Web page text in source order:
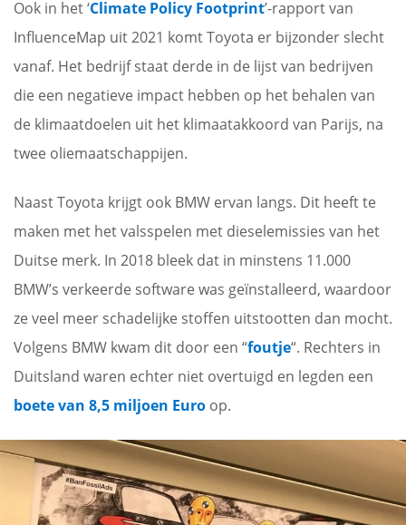
Ook in het ‘Climate Policy Footprint’-rapport van
InfluenceMap uit 2021 komt Toyota er bijzonder slecht
vanaf. Het bedrijf staat derde in de lijst van bedrijven
die een negatieve impact hebben op het behalen van
de klimaatdoelen uit het klimaatakkoord van Parijs, na
twee oliemaatschappijen.
Naast Toyota krijgt ook BMW ervan langs. Dit heeft te
maken met het valsspelen met dieselemissies van het
Duitse merk. In 2018 bleek dat in minstens 11.000
BMW’s verkeerde software was geïnstalleerd, waardoor
ze veel meer schadelijke stoffen uitstootten dan mocht.
Volgens BMW kwam dit door een “foutje“. Rechters in
Duitsland waren echter niet overtuigd en legden een
boete van 8,5 miljoen Euro op.